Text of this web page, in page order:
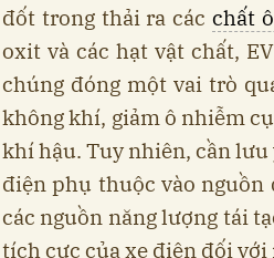
đốt trong thải ra các chất
oxit và các hạt vật chất,
chúng đóng một vai trò
không khí, giảm ô nhiễm
khí hậu. Tuy nhiên, cần
điện phụ thuộc vào nguồn
các nguồn năng lượng tái
tích cực của xe điện đối